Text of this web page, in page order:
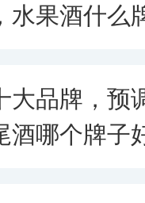
水果酒什么
大品牌，预
酒哪个牌子